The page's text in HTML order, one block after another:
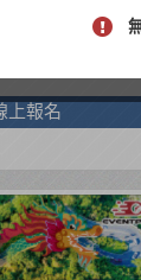
2026-08-07 (五)
上報名